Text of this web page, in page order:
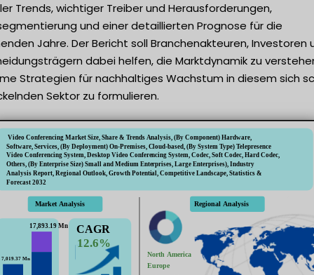
Trends, wichtiger Treiber und Herausforderungen,
und einer detaillierten Prognose für die
Jahre. Der Bericht soll Branchenakteuren, Investoren
dabei helfen, die Marktdynamik zu
Strategien für nachhaltiges Wachstum in diesem sich
Sektor zu formulieren.